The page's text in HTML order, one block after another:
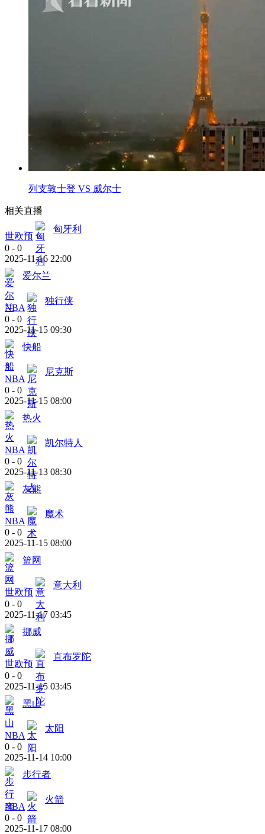
列支敦士登 VS 威尔士
相关直播
世欧预
匈牙利
0 - 0
2025-11-16 22:00
爱尔兰
NBA
独行侠
0 - 0
2025-11-15 09:30
快船
NBA
尼克斯
0 - 0
2025-11-15 08:00
热火
NBA
凯尔特人
0 - 0
2025-11-13 08:30
灰熊
NBA
魔术
0 - 0
2025-11-15 08:00
篮网
世欧预
意大利
0 - 0
2025-11-17 03:45
挪威
世欧预
直布罗陀
0 - 0
2025-11-15 03:45
黑山
NBA
太阳
0 - 0
2025-11-14 10:00
步行者
NBA
火箭
0 - 0
2025-11-17 08:00